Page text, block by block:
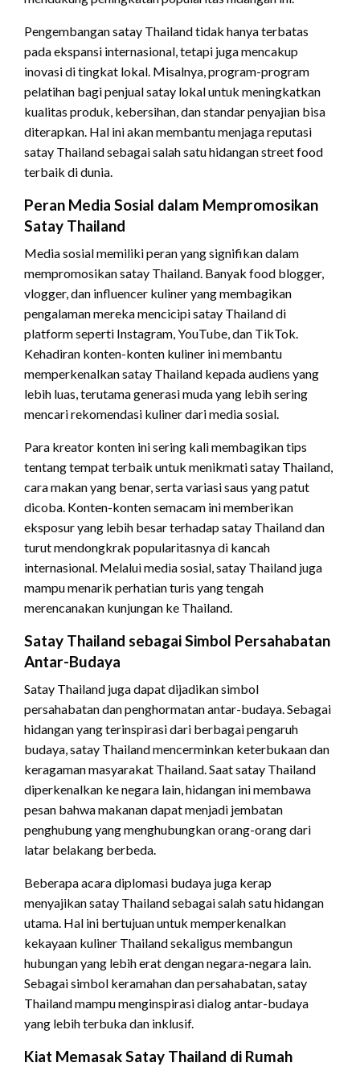
Pengembangan satay Thailand tidak hanya terbatas
pada ekspansi internasional, tetapi juga mencakup
inovasi di tingkat lokal. Misalnya, program-program
pelatihan bagi penjual satay lokal untuk meningkatkan
kualitas produk, kebersihan, dan standar penyajian bisa
diterapkan. Hal ini akan membantu menjaga reputasi
satay Thailand sebagai salah satu hidangan street food
terbaik di dunia.
Peran Media Sosial dalam Mempromosikan
Satay Thailand
Media sosial memiliki peran yang signifikan dalam
mempromosikan satay Thailand. Banyak food blogger,
vlogger, dan influencer kuliner yang membagikan
pengalaman mereka mencicipi satay Thailand di
platform seperti Instagram, YouTube, dan TikTok.
Kehadiran konten-konten kuliner ini membantu
memperkenalkan satay Thailand kepada audiens yang
lebih luas, terutama generasi muda yang lebih sering
mencari rekomendasi kuliner dari media sosial.
Para kreator konten ini sering kali membagikan tips
tentang tempat terbaik untuk menikmati satay Thailand,
cara makan yang benar, serta variasi saus yang patut
dicoba. Konten-konten semacam ini memberikan
eksposur yang lebih besar terhadap satay Thailand dan
turut mendongkrak popularitasnya di kancah
internasional. Melalui media sosial, satay Thailand juga
mampu menarik perhatian turis yang tengah
merencanakan kunjungan ke Thailand.
Satay Thailand sebagai Simbol Persahabatan
Antar-Budaya
Satay Thailand juga dapat dijadikan simbol
persahabatan dan penghormatan antar-budaya. Sebagai
hidangan yang terinspirasi dari berbagai pengaruh
budaya, satay Thailand mencerminkan keterbukaan dan
keragaman masyarakat Thailand. Saat satay Thailand
diperkenalkan ke negara lain, hidangan ini membawa
pesan bahwa makanan dapat menjadi jembatan
penghubung yang menghubungkan orang-orang dari
latar belakang berbeda.
Beberapa acara diplomasi budaya juga kerap
menyajikan satay Thailand sebagai salah satu hidangan
utama. Hal ini bertujuan untuk memperkenalkan
kekayaan kuliner Thailand sekaligus membangun
hubungan yang lebih erat dengan negara-negara lain.
Sebagai simbol keramahan dan persahabatan, satay
Thailand mampu menginspirasi dialog antar-budaya
yang lebih terbuka dan inklusif.
Kiat Memasak Satay Thailand di Rumah